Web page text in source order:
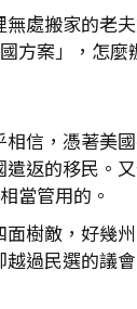
處搬家的老
方案」，怎麼
信，憑著美
返的移民。
當管用的。
樹敵，好幾
過民選的議